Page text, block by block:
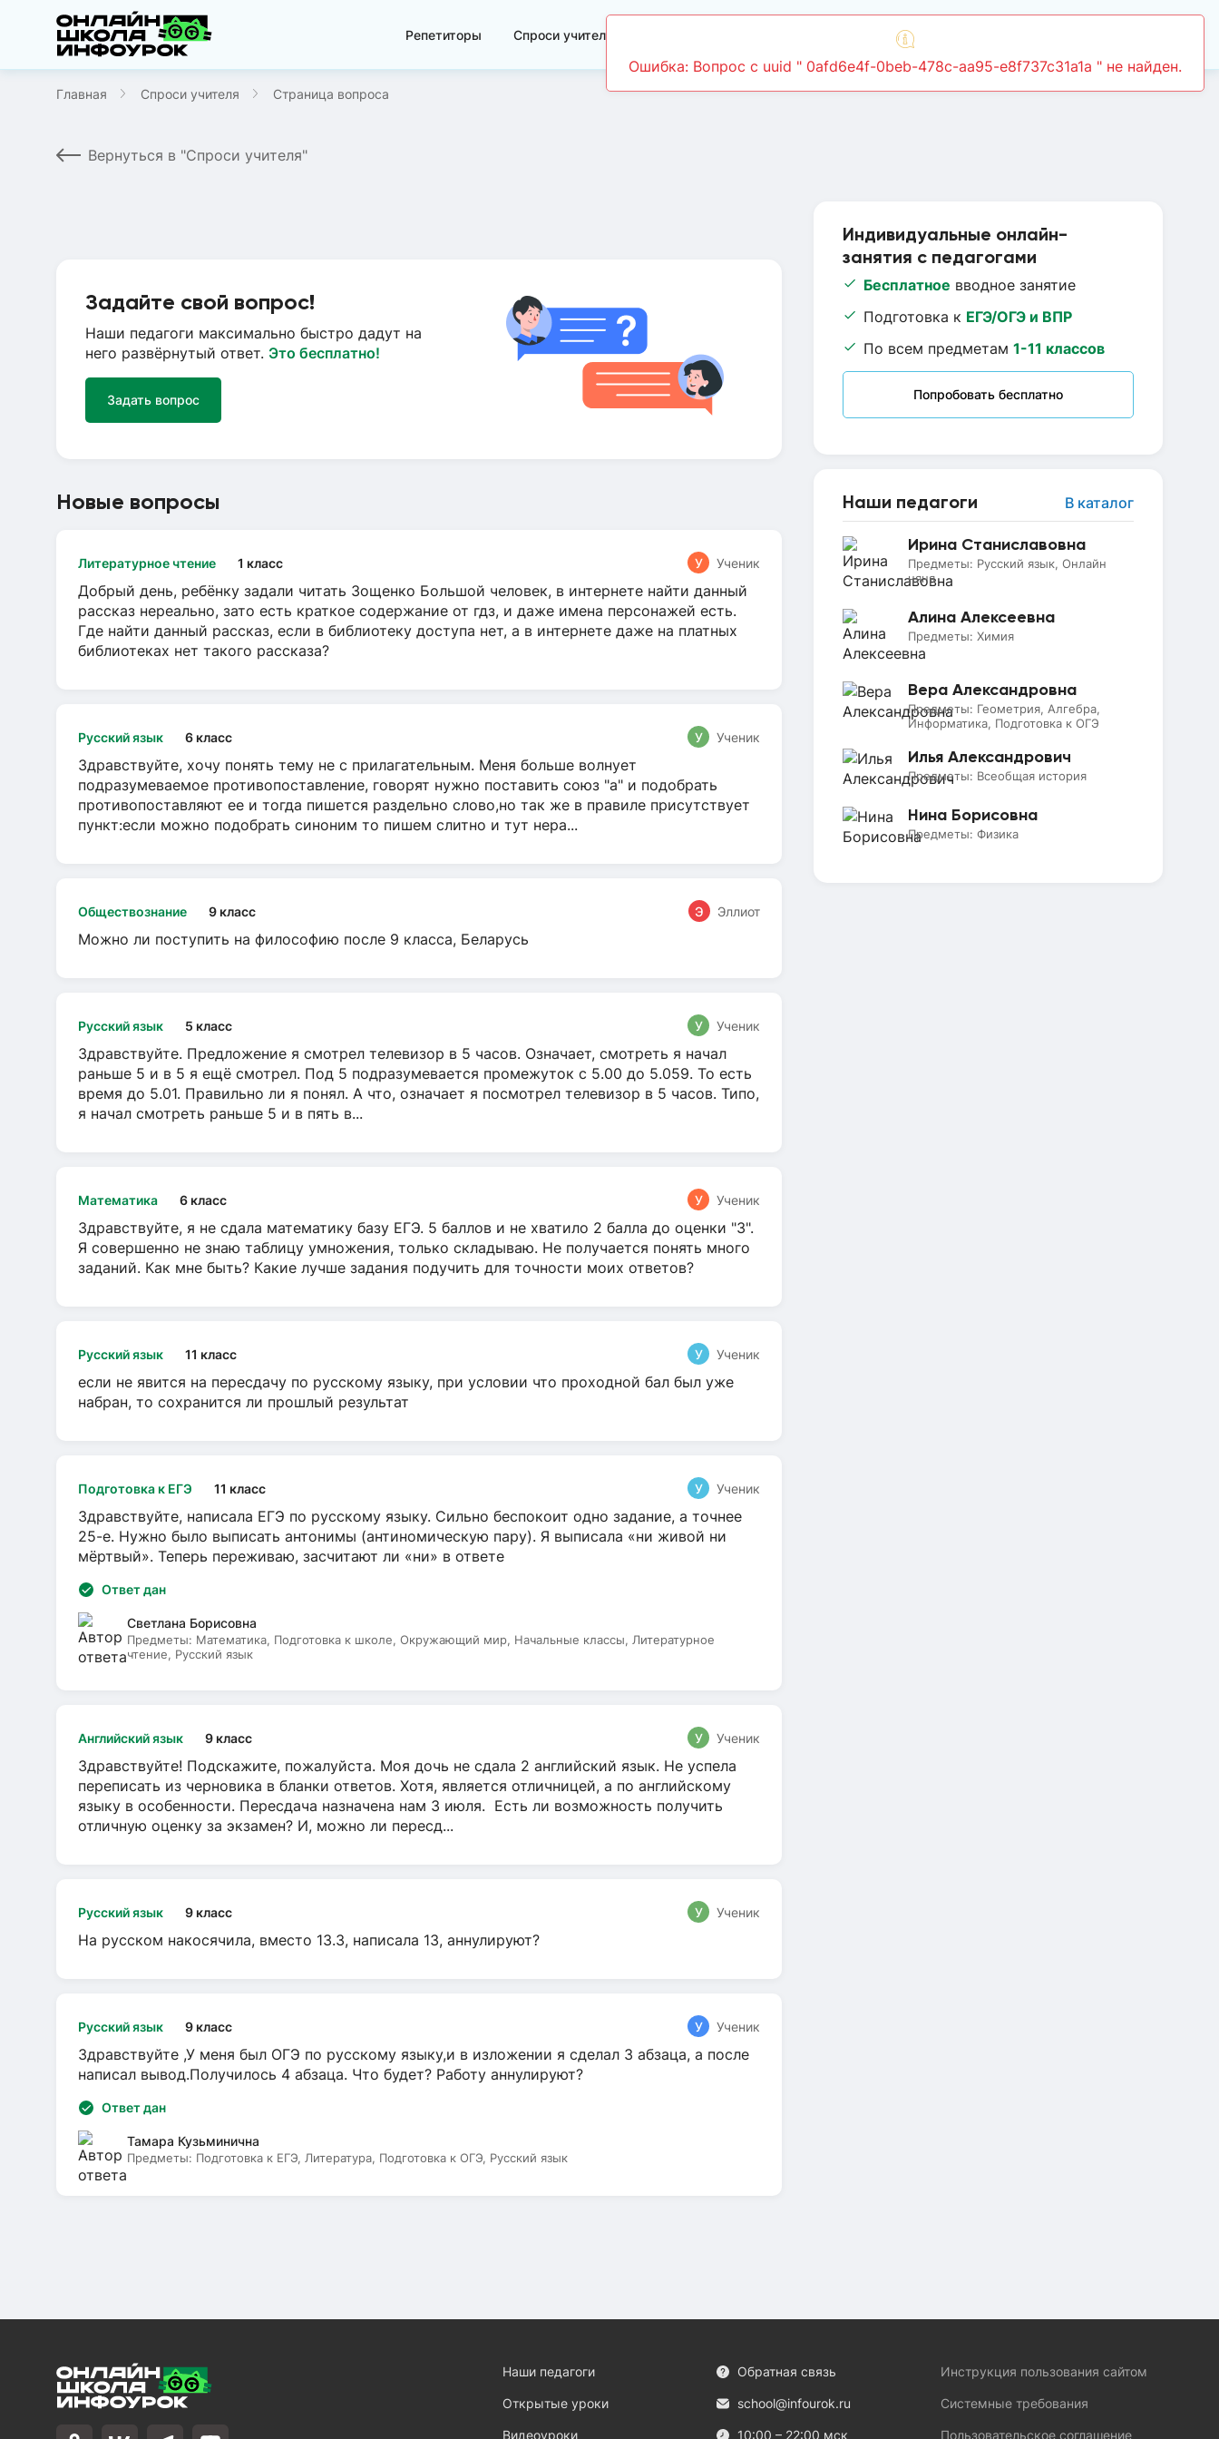
Репетиторы Спроси учителя
Главная Спроси учителя Страница вопроса
Вернуться в "Спроси учителя"
Индивидуальные онлайн-
занятия с педагогами
Бесплатное вводное занятие
Подготовка к ЕГЭ/ОГЭ и ВПР
По всем предметам 1-11 классов
Попробовать бесплатно
Наши педагоги В каталог
Ирина Станиславовна
Предметы: Русский язык, Онлайн
няня
Алина Алексеевна
Предметы: Химия
Вера Александровна
Предметы: Геометрия, Алгебра,
Информатика, Подготовка к ОГЭ
Илья Александрович
Предметы: Всеобщая история
Нина Борисовна
Предметы: Физика
Задайте свой вопрос!
Наши педагоги максимально быстро дадут на
него развёрнутый ответ. Это бесплатно!
Задать вопрос
Новые вопросы
Литературное чтение 1 класс У Ученик
Добрый день, ребёнку задали читать Зощенко Большой человек, в интернете найти данный
рассказ нереально, зато есть краткое содержание от гдз, и даже имена персонажей есть.
Где найти данный рассказ, если в библиотеку доступа нет, а в интернете даже на платных
библиотеках нет такого рассказа?
Русский язык 6 класс У Ученик
Здравствуйте, хочу понять тему не с прилагательным. Меня больше волнует
подразумеваемое противопоставление, говорят нужно поставить союз "а" и подобрать
противопоставляют ее и тогда пишется раздельно слово,но так же в правиле присутствует
пункт:если можно подобрать синоним то пишем слитно и тут нера...
Обществознание 9 класс Э Эллиот
Можно ли поступить на философию после 9 класса, Беларусь
Русский язык 5 класс У Ученик
Здравствуйте. Предложение я смотрел телевизор в 5 часов. Означает, смотреть я начал
раньше 5 и в 5 я ещё смотрел. Под 5 подразумевается промежуток с 5.00 до 5.059. То есть
время до 5.01. Правильно ли я понял. А что, означает я посмотрел телевизор в 5 часов. Типо,
я начал смотреть раньше 5 и в пять в...
Математика 6 класс У Ученик
Здравствуйте, я не сдала математику базу ЕГЭ. 5 баллов и не хватило 2 балла до оценки "3".
Я совершенно не знаю таблицу умножения, только складываю. Не получается понять много
заданий. Как мне быть? Какие лучше задания подучить для точности моих ответов?
Русский язык 11 класс У Ученик
если не явится на пересдачу по русскому языку, при условии что проходной бал был уже
набран, то сохранится ли прошлый результат
Подготовка к ЕГЭ 11 класс У Ученик
Здравствуйте, написала ЕГЭ по русскому языку. Сильно беспокоит одно задание, а точнее
25-е. Нужно было выписать антонимы (антиномическую пару). Я выписала «ни живой ни
мёртвый». Теперь переживаю, засчитают ли «ни» в ответе
Ответ дан
Светлана Борисовна
Предметы: Математика, Подготовка к школе, Окружающий мир, Начальные классы, Литературное
чтение, Русский язык
Английский язык 9 класс У Ученик
Здравствуйте! Подскажите, пожалуйста. Моя дочь не сдала 2 английский язык. Не успела
переписать из черновика в бланки ответов. Хотя, является отличницей, а по английскому
языку в особенности. Пересдача назначена нам 3 июля. Есть ли возможность получить
отличную оценку за экзамен? И, можно ли пересд...
Русский язык 9 класс У Ученик
На русском накосячила, вместо 13.3, написала 13, аннулируют?
Русский язык 9 класс У Ученик
Здравствуйте ,У меня был ОГЭ по русскому языку,и в изложении я сделал 3 абзаца, а после
написал вывод.Получилось 4 абзаца. Что будет? Работу аннулируют?
Ответ дан
Тамара Кузьминична
Предметы: Подготовка к ЕГЭ, Литература, Подготовка к ОГЭ, Русский язык
Наши педагоги
Открытые уроки
Видеоуроки
Обратная связь
school@infourok.ru
10:00 – 22:00 мск
Инструкция пользования сайтом
Системные требования
Пользовательское соглашение